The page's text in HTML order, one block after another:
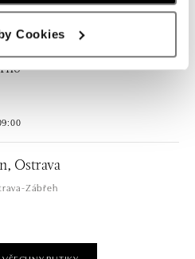
Cookies
Ostrava
Zábřeh